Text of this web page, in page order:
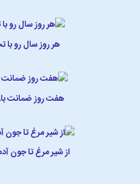
هر روز سال رو
هفت روز ضمانت
از شیر مرغ تا جون